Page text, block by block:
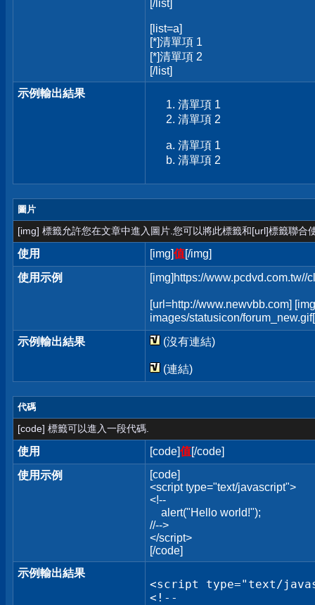
[/list]
[list=a]
[*]清單項 1
[*]清單項 2
[/list]
示例輸出結果
清單項 1
清單項 2
清單項 1
清單項 2
圖片
[img] 標籤允許您在文章中進入圖片.您可以將此標籤和[url]標籤聯合
使用 [img]值[/img]
使用示例
[img]https://www.pcdvd.com.tw//
[url=http://www.newvbb.com]
images/statusicon/
示例輸出結果
(沒有連結)
(連結)
代碼
[code] 標籤可以進入一段代碼.
使用 [code]值[/code]
使用示例
[code]
<script type="text/javascript">
<!--
alert("Hello world!");
//-->
</script>
[/code]
示例輸出結果
<script type="text/
<!--